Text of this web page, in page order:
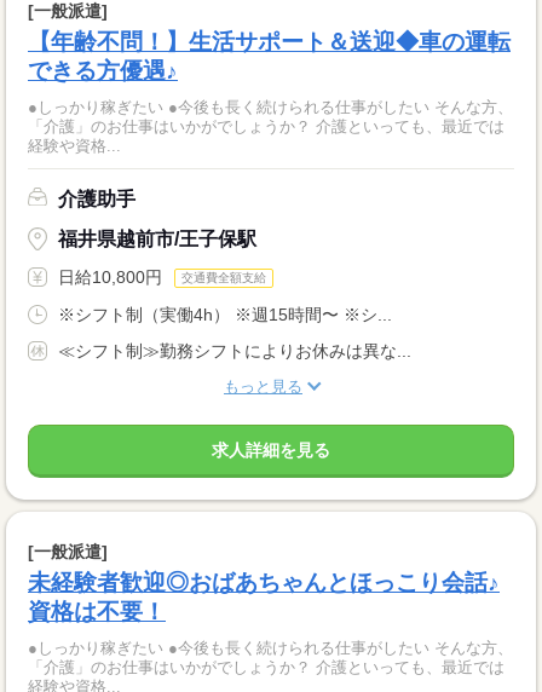
[一般派遣]
【年齢不問！】生活サポート＆送迎◆車の運転
できる方優遇♪
●しっかり稼ぎたい ●今後も長く続けられる仕事がしたい そんな方、
「介護」のお仕事はいかがでしょうか？ 介護といっても、最近では
経験や資格...
介護助手
福井県越前市/王子保駅
日給10,800円 交通費全額支給
※シフト制（実働4h） ※週15時間〜 ※シ...
≪シフト制≫勤務シフトによりお休みは異な...
もっと見る
求人詳細を見る
[一般派遣]
未経験者歓迎◎おばあちゃんとほっこり会話♪
資格は不要！
●しっかり稼ぎたい ●今後も長く続けられる仕事がしたい そんな方、
「介護」のお仕事はいかがでしょうか？ 介護といっても、最近では
経験や資格...